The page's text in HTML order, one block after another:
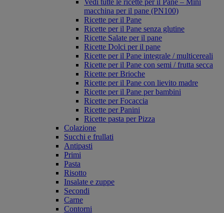
Vedi tutte le ricette per il Pane – Mini
macchina per il pane (PN100)
Ricette per il Pane
Ricette per il Pane senza glutine
Ricette Salate per il pane
Ricette Dolci per il pane
Ricette per il Pane integrale / multicereali
Ricette per il Pane con semi / frutta secca
Ricette per Brioche
Ricette per il Pane con lievito madre
Ricette per il Pane per bambini
Ricette per Focaccia
Ricette per Panini
Ricette pasta per Pizza
Colazione
Succhi e frullati
Antipasti
Primi
Pasta
Risotto
Insalate e zuppe
Secondi
Carne
Contorni